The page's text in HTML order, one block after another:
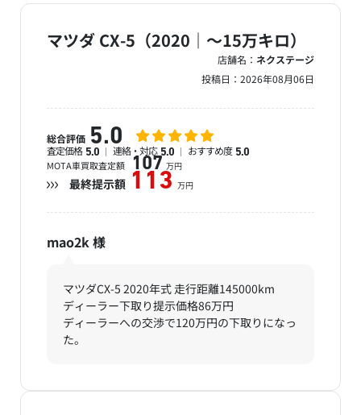
マツダ CX-5（2020｜～15万キロ）
店舗名： ネクステージ
投稿日： 2026年08月06日
総合評価 5.0
査定価格 5.0 連絡・対応 5.0 おすすめ度 5.0
MOTA車買取査定額 107 万円
最終提示額 113 万円
mao2k様
マツダCX-5 2020年式 走行距離145000km
ディーラー下取り提示価格86万円
ディーラーへの交渉で120万円の下取りになっ
た。